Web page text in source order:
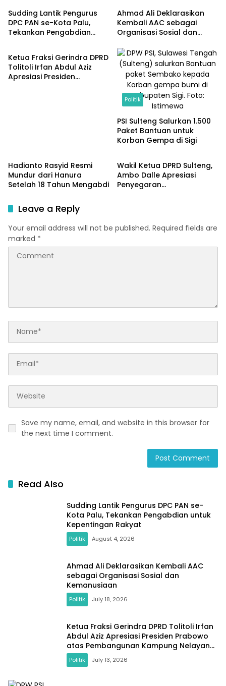
Sudding Lantik Pengurus
DPC PAN se-Kota Palu,
Tekankan Pengabdian
Ahmad Ali Deklarasikan
Kembali AAC sebagai
Organisasi Sosial dan
Politik
Ketua Fraksi Gerindra DPRD
Tolitoli Irfan Abdul Aziz
Apresiasi Presiden
Politik
PSI Sulteng Salurkan 1.500
Paket Bantuan untuk
Korban Gempa di Sigi
Hadianto Rasyid Resmi
Mundur dari Hanura
Setelah 18 Tahun Mengabdi
Politik
Wakil Ketua DPRD Sulteng,
Ambo Dalle Apresiasi
Penyegaran
Leave a Reply
Your email address will not be published. Required fields are
marked *
Save my name, email, and website in this browser for
the next time I comment.
Read Also
Sudding Lantik Pengurus DPC PAN se-
Kota Palu, Tekankan Pengabdian untuk
Kepentingan Rakyat
Politik August 4, 2026
Ahmad Ali Deklarasikan Kembali AAC
sebagai Organisasi Sosial dan
Kemanusiaan
Politik July 18, 2026
Ketua Fraksi Gerindra DPRD Tolitoli Irfan
Abdul Aziz Apresiasi Presiden Prabowo
atas Pembangunan Kampung Nelayan
di Desa Laulalang
Politik July 13, 2026